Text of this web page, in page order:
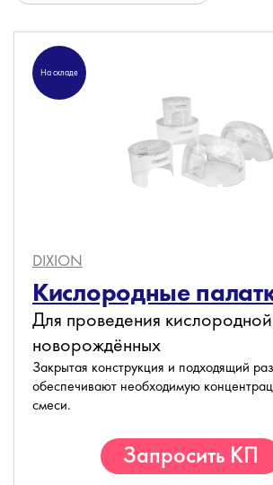
На складе
DIXION
Кислородные
Для проведения
новорождённых
Закрытая конструкция и подходящий
обеспечивают необходимую
смеси.
Запросить КП